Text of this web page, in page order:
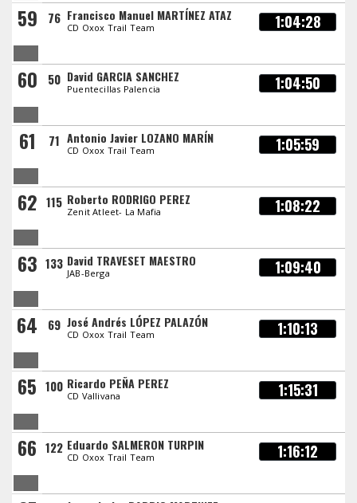
59 76 Francisco Manuel MARTÍNEZ ATAZ
CD Oxox Trail Team 1:04:28
60 50 David GARCIA SANCHEZ
Puentecillas Palencia 1:04:50
61 71 Antonio Javier LOZANO MARÍN
CD Oxox Trail Team 1:05:59
62 115 Roberto RODRIGO PEREZ
Zenit Atleet- La Mafia 1:08:22
63 133 David TRAVESET MAESTRO
JAB-Berga 1:09:40
64 69 José Andrés LÓPEZ PALAZÓN
CD Oxox Trail Team 1:10:13
65 100 Ricardo PEÑA PEREZ
CD Vallivana 1:15:31
66 122 Eduardo SALMERON TURPIN
CD Oxox Trail Team 1:16:12